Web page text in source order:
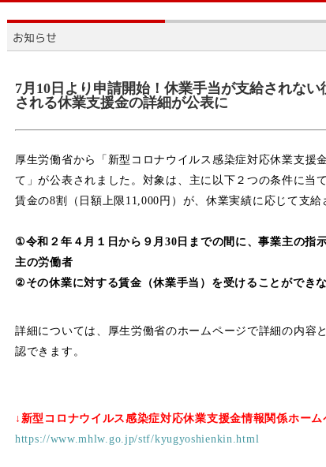
7月10日より申請開始！休業手当が支給されな
される休業支援金の詳細が公表に
厚生労働省から「新型コロナウイルス感染症対応休業支援
て」が公表されました。対象は、 主に以下２つの条件に当
賃金の8割（日額上限11,000円）が、休業実績に応じて支
①令和２年４月１日から９月30日までの間に、事業主の指
主の労働者
②その休業に対する賃金（休業手当）を受けることができ
詳細については、厚生労働省のホームページで詳細の内容
認できます。
↓新型コロナウイルス感染症対応休業支援金情報関係ホーム
https://www.mhlw.go.jp/stf/kyugyoshienkin.html